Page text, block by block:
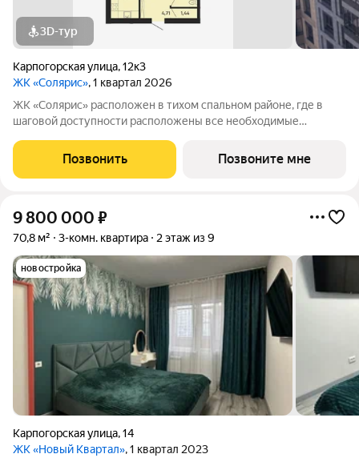
3D-тур
Карпогорская улица,12к3
ЖК «Солярис», 1 квартал 2026
ЖК «Солярис» расположен в тихом спальном районе, где в
шаговой доступности расположены все необходимые
комплекс и фитнес-зал. В доме две составные части:
малоэтажная и, как мы ее назвали,
Позвонить Позвоните мне
9 800 000 ₽
70,8 м² 3-комн. квартира 2 этаж из 9
новостройка
Карпогорская улица,14
ЖК «Новый Квартал», 1 квартал 2023